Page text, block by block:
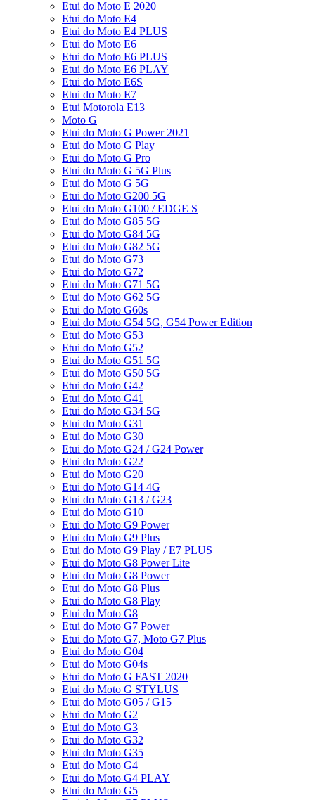
Etui do Moto E 2020
Etui do Moto E4
Etui do Moto E4 PLUS
Etui do Moto E6
Etui do Moto E6 PLUS
Etui do Moto E6 PLAY
Etui do Moto E6S
Etui do Moto E7
Etui Motorola E13
Moto G
Etui do Moto G Power 2021
Etui do Moto G Play
Etui do Moto G Pro
Etui do Moto G 5G Plus
Etui do Moto G 5G
Etui do Moto G200 5G
Etui do Moto G100 / EDGE S
Etui do Moto G85 5G
Etui do Moto G84 5G
Etui do Moto G82 5G
Etui do Moto G73
Etui do Moto G72
Etui do Moto G71 5G
Etui do Moto G62 5G
Etui do Moto G60s
Etui do Moto G54 5G, G54 Power Edition
Etui do Moto G53
Etui do Moto G52
Etui do Moto G51 5G
Etui do Moto G50 5G
Etui do Moto G42
Etui do Moto G41
Etui do Moto G34 5G
Etui do Moto G31
Etui do Moto G30
Etui do Moto G24 / G24 Power
Etui do Moto G22
Etui do Moto G20
Etui do Moto G14 4G
Etui do Moto G13 / G23
Etui do Moto G10
Etui do Moto G9 Power
Etui do Moto G9 Plus
Etui do Moto G9 Play / E7 PLUS
Etui do Moto G8 Power Lite
Etui do Moto G8 Power
Etui do Moto G8 Plus
Etui do Moto G8 Play
Etui do Moto G8
Etui do Moto G7 Power
Etui do Moto G7, Moto G7 Plus
Etui do Moto G04
Etui do Moto G04s
Etui do Moto G FAST 2020
Etui do Moto G STYLUS
Etui do Moto G05 / G15
Etui do Moto G2
Etui do Moto G3
Etui do Moto G32
Etui do Moto G35
Etui do Moto G4
Etui do Moto G4 PLAY
Etui do Moto G5